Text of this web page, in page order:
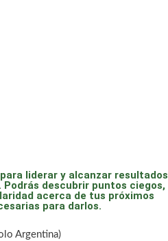
liderar y alcanzar resultados
descubrir puntos ciegos,
acerca de tus próximos
para darlos.
Argentina)